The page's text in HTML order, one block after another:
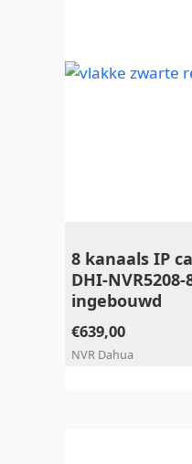
8 kanaals IP
DHI-
ingebouwd
€639,00
NVR Dahua